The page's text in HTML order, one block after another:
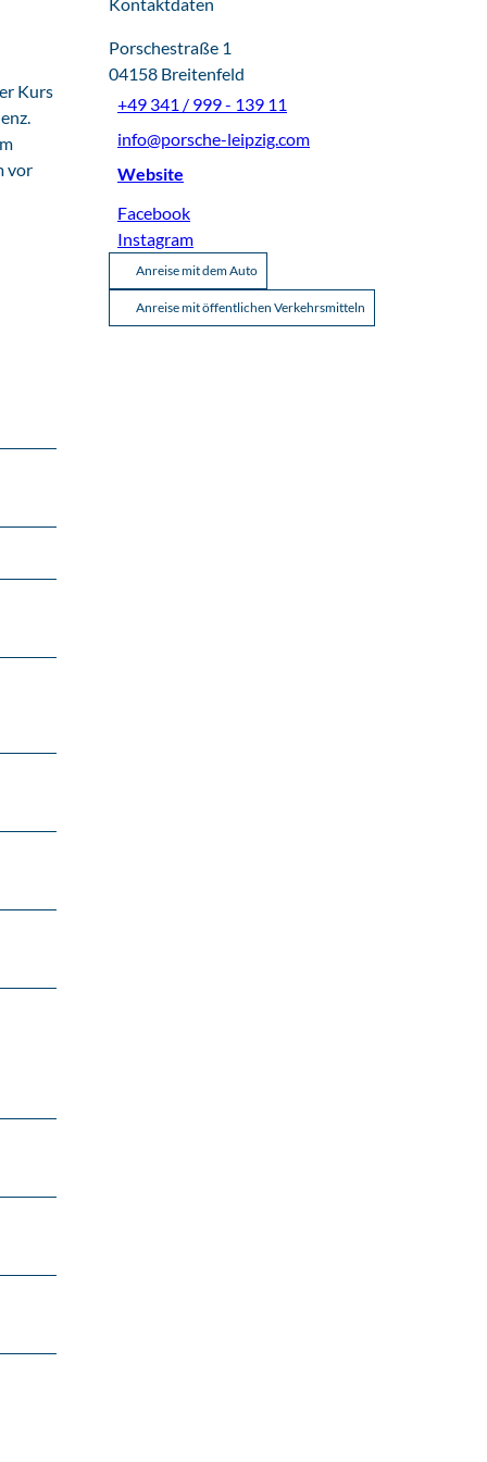
Kurs
vor
Porschestraße 1
04158 Breitenfeld
+49 341 / 999 - 139 11
info@porsche-leipzig.com
Website
Facebook
Instagram
Anreise mit dem Auto
Anreise mit öffentlichen Verkehrsmitteln